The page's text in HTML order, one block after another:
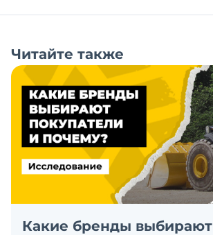
Читайте также
Какие бренды выбирают